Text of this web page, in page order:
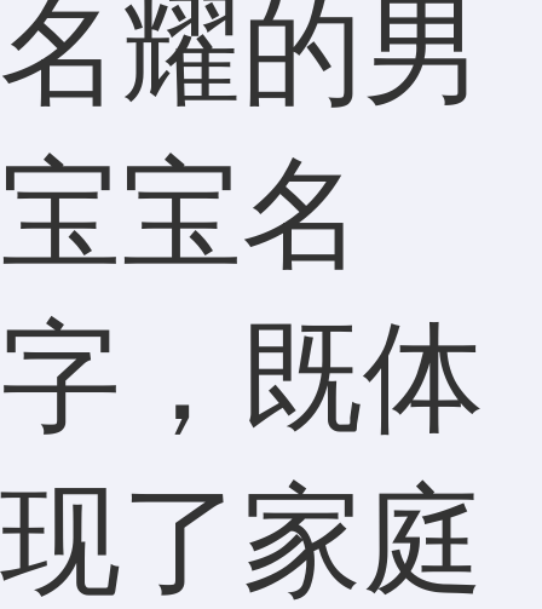
名耀的男
宝宝名
字，既体
现了家庭